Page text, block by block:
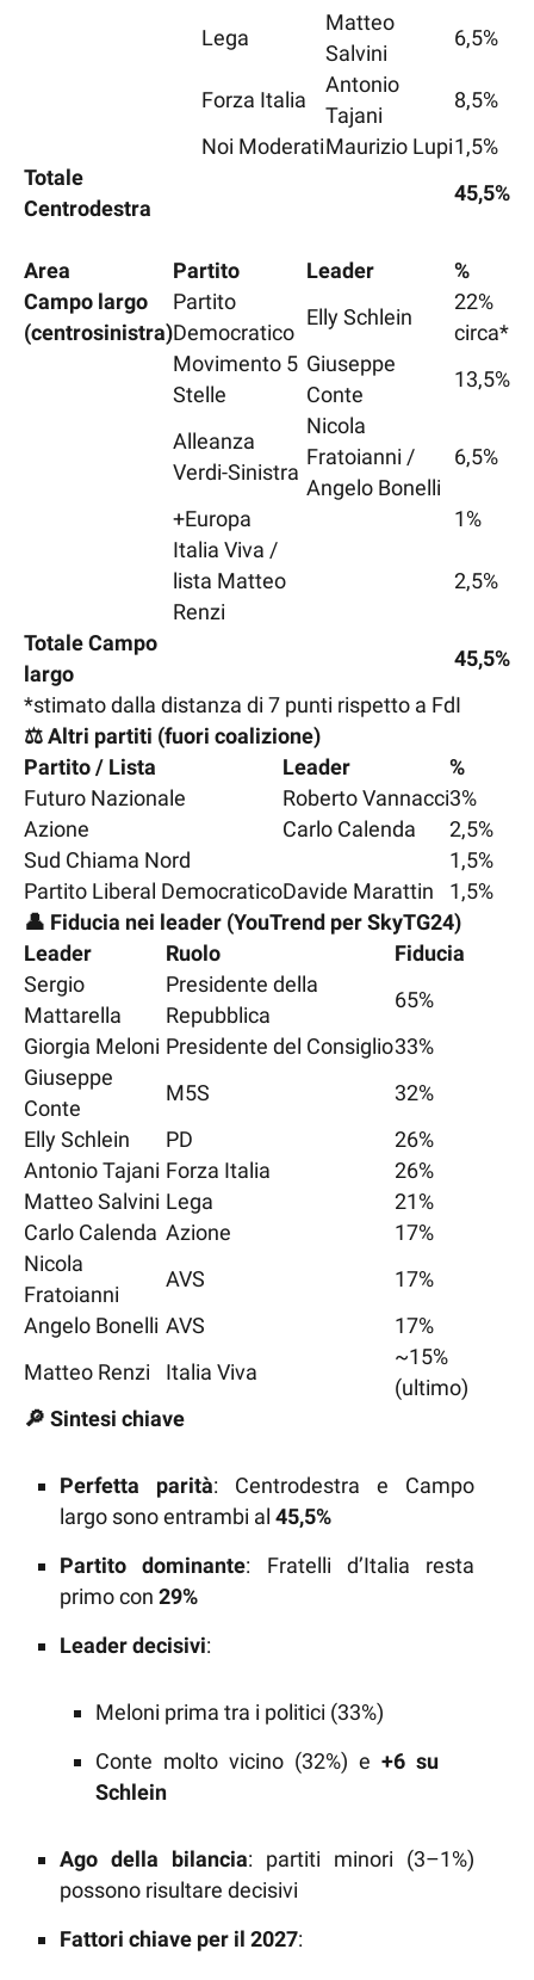
Lega
Matteo
Salvini
6,5%
Forza Italia
Antonio
Tajani
8,5%
Noi ModeratiMaurizio Lupi1,5%
Totale
Centrodestra
45,5%
Area Partito Leader
%
Campo largo
(centrosinistra)
Partito
Democratico
Elly Schlein
22%
circa*
Movimento 5
Stelle
Giuseppe
Conte
13,5%
Alleanza
Verdi-Sinistra
Nicola
Fratoianni /
Angelo Bonelli
6,5%
+Europa
1%
Italia Viva /
lista Matteo
Renzi
2,5%
Totale Campo
largo
45,5%
*stimato dalla distanza di 7 punti rispetto a FdI
⚖️ Altri partiti (fuori coalizione)
Partito / Lista
Leader
%
Futuro Nazionale
Roberto Vannacci3%
Azione
Carlo Calenda
2,5%
Sud Chiama Nord
1,5%
Partito Liberal DemocraticoDavide Marattin
1,5%
👤 Fiducia nei leader (YouTrend per SkyTG24)
Leader
Ruolo
Fiducia
Sergio
Mattarella
Presidente della
Repubblica
65%
Giorgia Meloni Presidente del Consiglio33%
Giuseppe
Conte
M5S
32%
Elly Schlein
PD
26%
Antonio Tajani Forza Italia
26%
Matteo Salvini Lega
21%
Carlo Calenda Azione
17%
Nicola
Fratoianni
AVS
17%
Angelo Bonelli AVS
17%
Matteo Renzi
Italia Viva
~15%
(ultimo)
🔎 Sintesi chiave
Perfetta parità: Centrodestra e Campo
largo sono entrambi al 45,5%
Partito dominante: Fratelli d’Italia resta
primo con 29%
Leader decisivi:
Meloni prima tra i politici (33%)
Conte molto vicino (32%) e +6 su
Schlein
Ago della bilancia: partiti minori (3–1%)
possono risultare decisivi
Fattori chiave per il 2027: